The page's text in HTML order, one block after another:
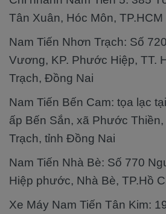
Tân Xuân, Hóc Môn, TP.HCM
Nam Tiến Nhơn Trạch: Số
Vương, KP. Phước Hiệp, TT.
Trạch, Đồng Nai
Nam Tiến Bến Cam: tọa lạc
ấp Bến Sắn, xã Phước
Trạch, tỉnh Đồng Nai
Nam Tiến Nhà Bè: Số 770
Hiệp phước, Nhà Bè, TP.Hồ
Xe Máy Nam Tiến Tân Kim: